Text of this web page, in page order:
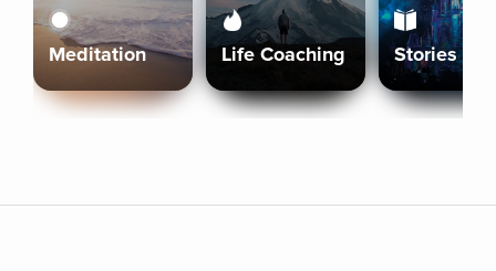
Meditation Life Coaching Stories